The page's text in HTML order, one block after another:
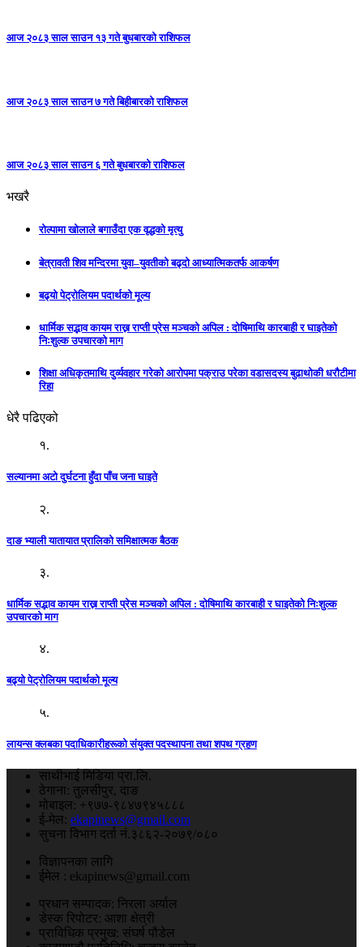
आज २०८३ साल साउन १३ गते बुधबारको राशिफल
आज २०८३ साल साउन ७ गते बिहीबारको राशिफल
आज २०८३ साल साउन ६ गते बुधबारको राशिफल
भखरै
रोल्पामा खोलाले बगाउँदा एक वृद्धको मृत्यु
बेत्रावती शिव मन्दिरमा युवा–युवतीको बढ्दो आध्यात्मिकतर्फ आकर्षण
बढ्यो पेट्रोलियम पदार्थको मूल्य
धार्मिक सद्भाव कायम राख्न राप्ती प्रेस मञ्चको अपिल : दाेषिमाथि कारबाही र घाइतेको
निःशुल्क उपचारको माग
शिक्षा अधिकृतमाथि दुर्व्यवहार गरेको आरोपमा पक्राउ परेका वडासदस्य बुढाथोकी धरौटीमा
रिहा
धेरै पढिएको
१.
सल्यानमा अटो दुर्घटना हुँदा पाँच जना घाइते
२.
दाङ भ्याली यातायात प्रालिको समिक्षात्मक बैठक
३.
धार्मिक सद्भाव कायम राख्न राप्ती प्रेस मञ्चको अपिल : दाेषिमाथि कारबाही र घाइतेको निःशुल्क
उपचारको माग
४.
बढ्यो पेट्रोलियम पदार्थको मूल्य
५.
लायन्स क्लबका पदाधिकारीहरूको संयुक्त पदस्थापना तथा शपथ ग्रहण
साथीभाई मिडिया प्रा.लि.
ठेगाना: तुलसीपुर, दाङ
मोबाइल: +९७७-९८४७९४५८८८
ई-मेल: ekapinews@gmail.com
सुचना विभाग दर्ता नं.३८६२-२०७९/०८०
विज्ञापनका लागि
ईमेल : ekapinews@gmail.com
प्रधान सम्पादक: निरला अर्याल
डेस्क रिपोटर: आशा क्षेत्री
प्राविधिक प्रमुख: संघर्ष पौडेल